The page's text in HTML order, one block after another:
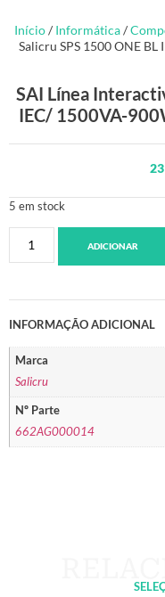
Início/ Informática/
Salicru SPS 1500 ONE
SAI Línea
IEC/ 1500VA-
5 em stock
ADICIONAR
INFORMAÇÃO ADICIONAL
Marca
Salicru
Nº Parte
662AG000014